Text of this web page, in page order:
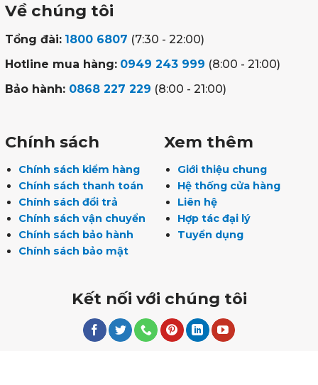
Về chúng tôi
Tổng đài: 1800 6807 (7:30 - 22:00)
Hotline mua hàng: 0949 243 999 (8:00 - 21:00)
Bảo hành: 0868 227 229 (8:00 - 21:00)
Chính sách
Chính sách kiểm hàng
Chính sách thanh toán
Chính sách đổi trả
Chính sách vận chuyển
Chính sách bảo hành
Chính sách bảo mật
Xem thêm
Giới thiệu chung
Hệ thống cửa hàng
Liên hệ
Hợp tác đại lý
Tuyển dụng
Kết nối với chúng tôi